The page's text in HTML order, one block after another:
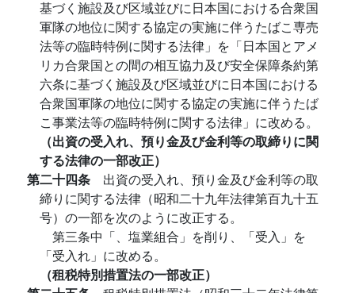
基づく施設及び区域並びに日本国における合衆国
軍隊の地位に関する協定の実施に伴うたばこ専売
法等の臨時特例に関する法律」を「日本国とアメ
リカ合衆国との間の相互協力及び安全保障条約第
六条に基づく施設及び区域並びに日本国における
合衆国軍隊の地位に関する協定の実施に伴うたば
こ事業法等の臨時特例に関する法律」に改める。
（出資の受入れ、預り金及び金利等の取締りに関
する法律の一部改正）
第二十四条 出資の受入れ、預り金及び金利等の取
締りに関する法律（昭和二十九年法律第百九十五
号）の一部を次のように改正する。
第三条中「、塩業組合」を削り、「受入」を
「受入れ」に改める。
（租税特別措置法の一部改正）